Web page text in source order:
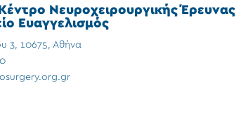
Νευροχειρουργικής Έρευνας
Ευαγγελισμός
3, 10675, Αθήνα